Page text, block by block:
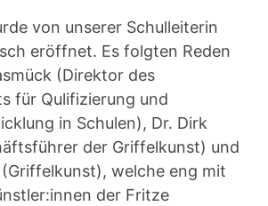
von unserer Schulleiterin
eröffnet. Es folgten Reden
(Direktor des
für Qulifizierung und
in Schulen), Dr. Dirk
der Griffelkunst) und
welche eng mit
der Fritze